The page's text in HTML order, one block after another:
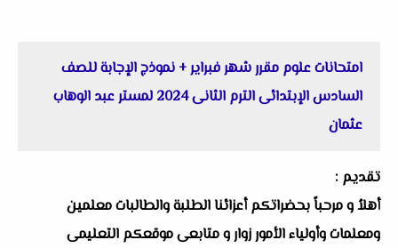
امتحانات علوم مقرر شهر فبراير + نموذج الإجابة للصف
السادس الإبتدائى الترم الثانى 2024 لمستر عبد الوهاب
عثمان
تقديم :
أهلاُ و مرحباً بحضراتكم أعزائنا الطلبة والطالبات معلمين
ومعلمات وأولياء الأمور زوار و متابعى موقعكم التعليمى